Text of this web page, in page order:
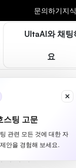
문의하기지
UltaAI와 채팅
요
스팅 고문
관련 모든 것에 대한 자
안을 경험해 보세요.